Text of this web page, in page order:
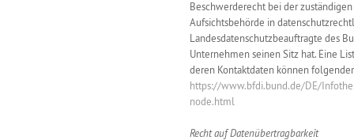
Beschwerderecht bei der
Aufsichtsbehörde in
Landesdatenschutzbeauftragte des
Unternehmen seinen Sitz hat. Eine
deren Kontaktdaten können
https://www.bfdi.bund.de/DE/
node.html
Recht auf Datenübertragbarkeit